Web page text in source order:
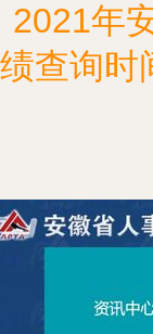
2021年
绩查询时